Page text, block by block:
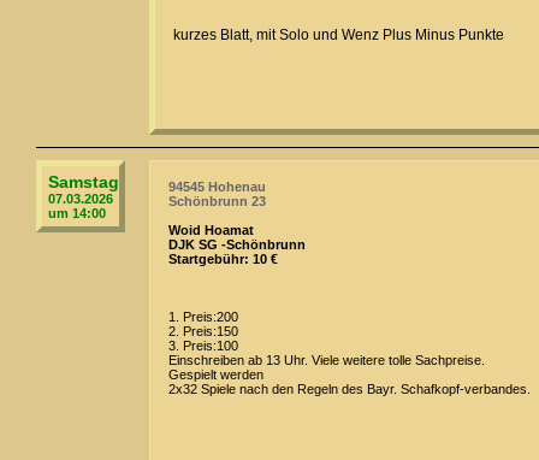
kurzes Blatt, mit Solo und Wenz Plus Minus Punkte
Samstag
07.03.2026
um 14:00
94545 Hohenau
Schönbrunn 23
Woid Hoamat
DJK SG -Schönbrunn
Startgebühr: 10 €
1. Preis:200
2. Preis:150
3. Preis:100
Einschreiben ab 13 Uhr. Viele weitere tolle Sachpreise.
Gespielt werden
2x32 Spiele nach den Regeln des Bayr. Schafkopf-verbandes.